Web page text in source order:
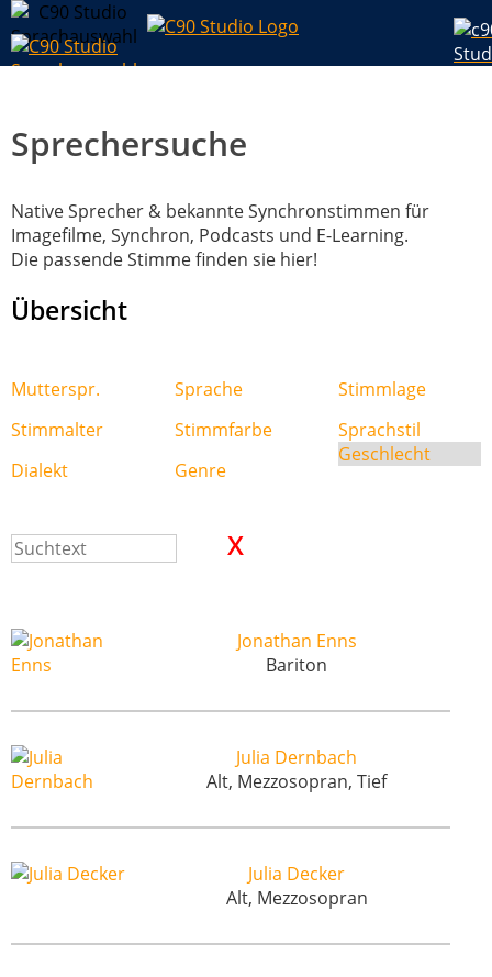
Sprechersuche
Native Sprecher & bekannte Synchronstimmen für
Imagefilme, Synchron, Podcasts und E-Learning.
Die passende Stimme finden sie hier!
Übersicht
Jonathan Enns
Bariton
Julia Dernbach
Alt, Mezzosopran, Tief
Julia Decker
Alt, Mezzosopran